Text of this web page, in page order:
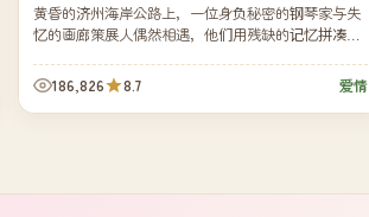
黄昏的济州海岸公路上，一位身负秘密的钢琴家与失
忆的画廊策展人偶然相遇，他们用残缺的记忆拼凑出
夜与海...
186,826 8.7 爱情